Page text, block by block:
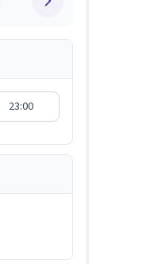
23:00